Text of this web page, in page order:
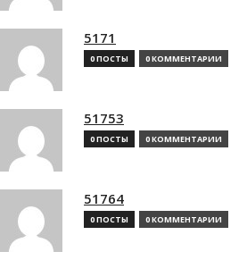
5171
0 ПОСТЫ 0 КОММЕНТАРИИ
51753
0 ПОСТЫ 0 КОММЕНТАРИИ
51764
0 ПОСТЫ 0 КОММЕНТАРИИ